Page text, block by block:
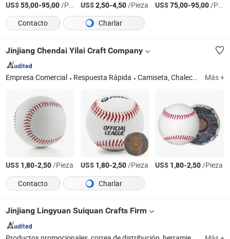
US$55,00-95,00/Pieza US$2,50-4,50/Pieza US$75,00-95,00/Pieza
Contacto
Charlar
Jinjiang Chendai Yilai Craft Company
Empresa Comercial Respuesta Rápida Camiseta, Chaleco de seguridad, Mochila, Juguete de peluche, Botella de agua, Bolsa de cordón, Cuaderno, Bolígrafo, Botella de vidrio, Hebilla Más +
US$ 1,80-2,50/Pieza US$ 1,80-2,50/Pieza US$ 1,80-2,50/Pieza
Contacto
Charlar
Jinjiang Lingyuan Suiquan Crafts Firm